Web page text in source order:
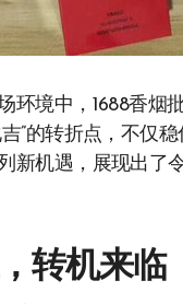
环境中，1688香烟
”的转折点，不仅
新机遇，展现出了
转机来临